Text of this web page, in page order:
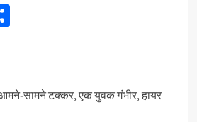
Share
आमने-सामने टक्कर, एक युवक गंभीर, हायर